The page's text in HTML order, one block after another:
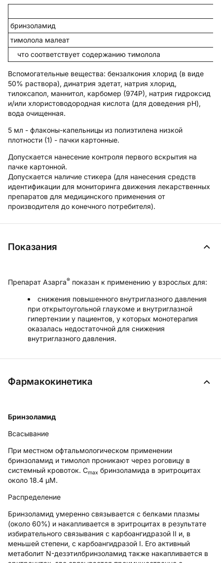
бринзоламид
тимолола малеат
что соответствует содержанию тимолола
Вспомогательные вещества: бензалкония хлорид (в виде
50% раствора), динатрия эдетат, натрия хлорид,
тилоксапол, маннитол, карбомер (974Р), натрия гидроксид
и/или хлористоводородная кислота (для доведения pH),
вода очищенная.
5 мл - флаконы-капельницы из полиэтилена низкой
плотности (1) - пачки картонные.
Допускается нанесение контроля первого вскрытия на
пачке картонной.
Допускается наличие стикера (для нанесения средств
идентификации для мониторинга движения лекарственных
препаратов для медицинского применения от
производителя до конечного потребителя).
Показания
Препарат Азарга® показан к применению у взрослых для:
снижения повышенного внутриглазного давления
при открытоугольной глаукоме и внутриглазной
гипертензии у пациентов, у которых монотерапия
оказалась недостаточной для снижения
внутриглазного давления.
Фармакокинетика
Бринзоламид
Всасывание
При местном офтальмологическом применении
бринзоламид и тимолол проникают через роговицу в
системный кровоток. Сmax бринзоламида в эритроцитах
около 18.4 μM.
Распределение
Бринзоламид умеренно связывается с белками плазмы
(около 60%) и накапливается в эритроцитах в результате
избирательного связывания с карбоангидразой II и, в
меньшей степени, с карбоангидразой I. Его активный
метаболит N-дезэтилбринзоламид также накапливается в